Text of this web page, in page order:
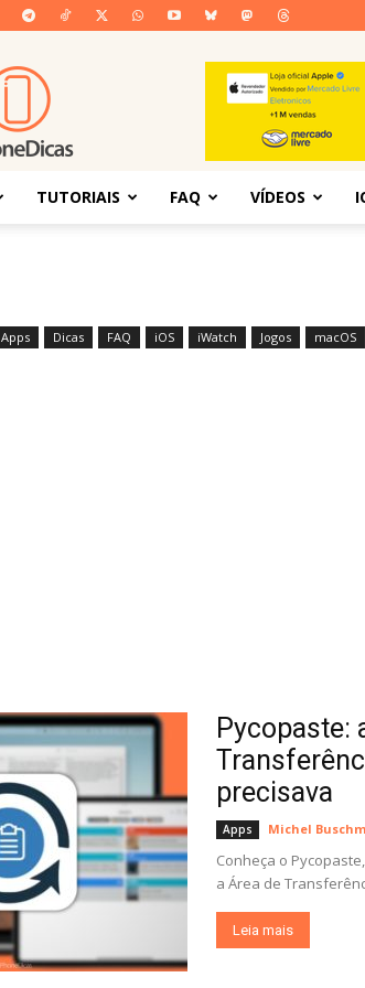
iPhoneDicas
TUTORIAIS FAQ VÍDEOS
Apps Dicas FAQ iOS iWatch Jogos macOS
Pycopaste:
precisava
Apps Michel
Conheça o
a Área de
Leia mais